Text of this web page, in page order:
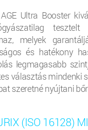
Ultra Booster
tesztelt
melyek
és hatékony
legmagasabb
választás mindenki
szeretné nyújtani
(ISO 16128)